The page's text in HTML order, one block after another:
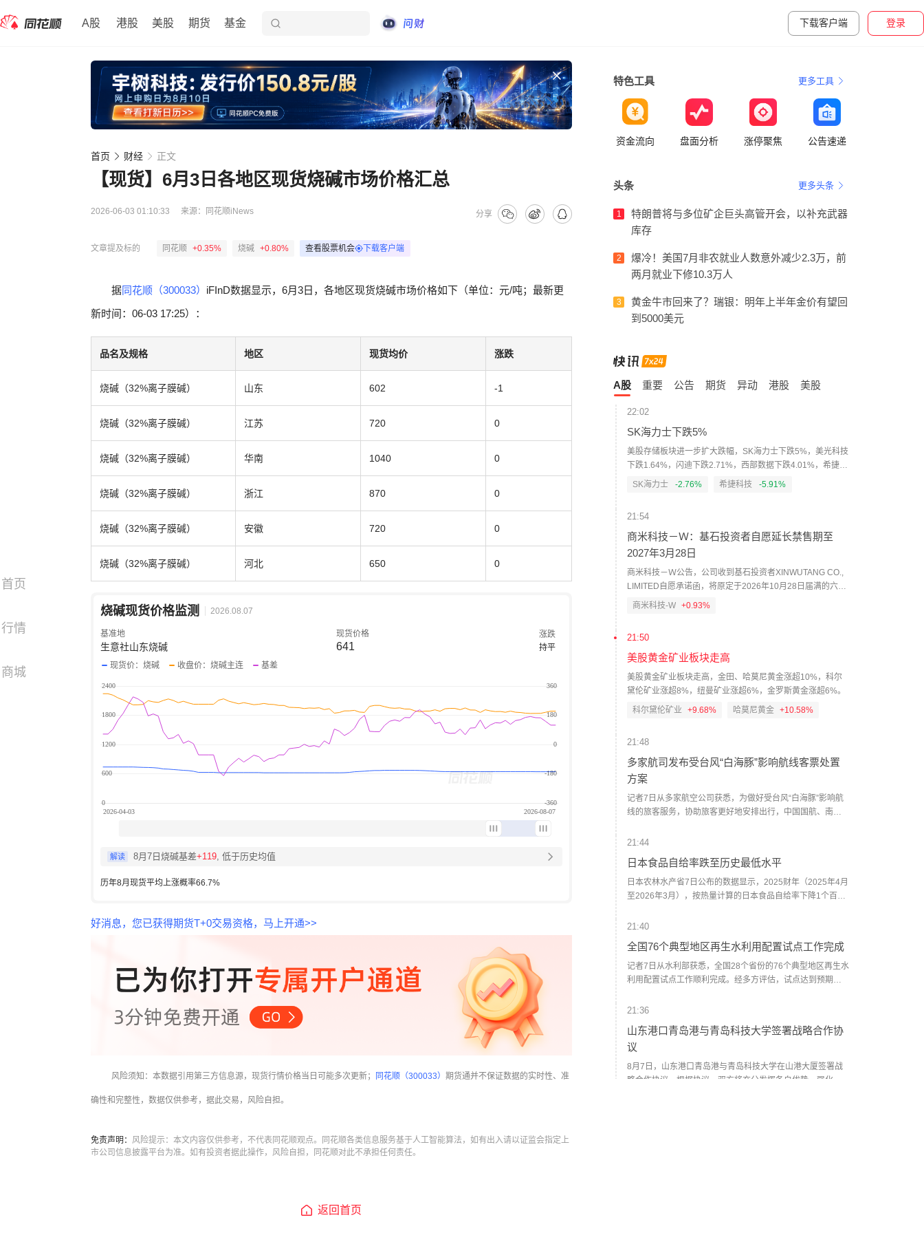
A股 港股 美股 期货 基金 下载客户端 登录
首页
行情
商城
首页 财经 正文
【现货】6月3日各地区现货烧碱市场价格汇总
2026-06-03 01:10:33 来源： 同花顺iNews 分享
文章提及标的 同花顺 +0.35% 烧碱 +0.80% 查看股票机会 下载客户端
据同花顺（300033） iFInD数据显示，6月3日，各地区现货烧碱市场价格如下（单位：元/吨；最新更
新时间：06-03 17:25）：
品名及规格 地区 现货均价 涨跌
烧碱（32%离子膜碱） 山东 602 -1
烧碱（32%离子膜碱） 江苏 720 0
烧碱（32%离子膜碱） 华南 1040 0
烧碱（32%离子膜碱） 浙江 870 0
烧碱（32%离子膜碱） 安徽 720 0
烧碱（32%离子膜碱） 河北 650 0
烧碱现货价格监测 2026.08.07
基准地
生意社山东烧碱
现货价格
641
涨跌
持平
现货价：烧碱
收盘价：烧碱主连 基差
解读 8月7日烧碱基差+119, 低于历史均值
历年8月现货平均上涨概率66.7%
好消息，您已获得期货T+0交易资格，马上开通>>
风险须知：本数据引用第三方信息源，现货行情价格当日可能多次更新； 同花顺（300033） 期货通并不保证数据的实时性、准
确性和完整性，数据仅供参考，据此交易，风险自担。
免责声明： 风险提示：本文内容仅供参考，不代表同花顺观点。同花顺各类信息服务基于人工智能算法，如有出入请以证监会指定上
市公司信息披露平台为准。如有投资者据此操作，风险自担，同花顺对此不承担任何责任。
返回首页
特色工具 更多工具
资金流向 盘面分析 涨停聚焦 公告速递
头条 更多头条
1
特朗普将与多位矿企巨头高管开会，以补充武器
库存
2
爆冷！美国7月非农就业人数意外减少2.3万，前
两月就业下修10.3万人
3
黄金牛市回来了？瑞银：明年上半年金价有望回
到5000美元
A股 重要 公告 期货 异动 港股 美股
22:02
SK海力士下跌5%
美股存储板块进一步扩大跌幅，SK海力士下跌5%，美光科技
下跌1.64%，闪迪下跌2.71%，西部数据下跌4.01%，希捷科
技下跌7.29%，铠侠ADR下跌4%。
SK海力士 -2.76% 希捷科技 -5.91%
21:54
商米科技－Ｗ：基石投资者自愿延长禁售期至
2027年3月28日
商米科技－Ｗ公告，公司收到基石投资者XINWUTANG CO.,
LIMITED自愿承诺函，将原定于2026年10月28日届满的六个
月禁售期延长五个月至2027年3月28日（含当日）。截至公
2.47%。
商米科技-W +0.93%
21:50
美股黄金矿业板块走高
美股黄金矿业板块走高，金田、哈莫尼黄金涨超10%，科尔
黛伦矿业涨超8%，纽曼矿业涨超6%，金罗斯黄金涨超6%。
科尔黛伦矿业 +9.59% 哈莫尼黄金 +10.64%
21:48
多家航司发布受台风“白海豚”影响航线客票处置
方案
记者7日从多家航空公司获悉，为做好受台风“白海豚”影响航
线的旅客服务，协助旅客更好地安排出行，中国国航、南方
客票特殊处置方案。以南航为例，旅客在8月7日16时（含）
港航线南航客票，可按特殊处置方案办理免费变更或退票，
具体规则以官网公告为准。航空公司方面提醒相关旅客，密
切留意天气状况和航班状态，建议优先通过航空公司线上渠
21:44
日本食品自给率跌至历史最低水平
日本农林水产省7日公布的数据显示，2025财年（2025年4月
至2026年3月），按热量计算的日本食品自给率下降1个百分
的食品占国内食品总供给的比例。数据显示，2025财年，日
的热量为83万卡。日本农林水产省表示，大米消费减少是食
品自给率下降的重要原因。日本大米消费长期以来主要依靠
本国供应，这是日本食品自给率的重要支撑。米价上涨导致
低日本整体食品自给率。（新华社）
21:40
全国76个典型地区再生水利用配置试点工作完成
记者7日从水利部获悉，全国28个省份的76个典型地区再生水
利用配置试点工作顺利完成。经多方评估，试点达到预期效
配置试点方案》，“十四五”期间，各试点城市围绕建立完善再
格、财政奖补、用水指标配置、水权交易、绿色金融、生态
价值转化等激励政策，挖潜再生水补充新增用水需求、改善
河湖生态环境、降低工业用水综合成本、节水减污降碳等多
重价值，有效发挥其经济效益、生态效益、社会效益。 试点
21:36
山东港口青岛港与青岛科技大学签署战略合作协
议
8月7日，山东港口青岛港与青岛科技大学在山港大厦签署战
略合作协议。根据协议，双方将充分发挥各自优势，强化资